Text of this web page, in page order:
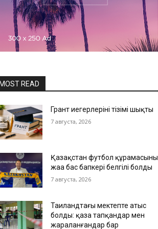
READ
Грант иегерлерінің тізімі шықты
7 августа, 2026
Қазақстан футбол құрамасының
жаңа бас бапкері белгілі болды
7 августа, 2026
Таиландтағы мектепте атыс
болды: қаза тапқандар мен
жараланғандар бар